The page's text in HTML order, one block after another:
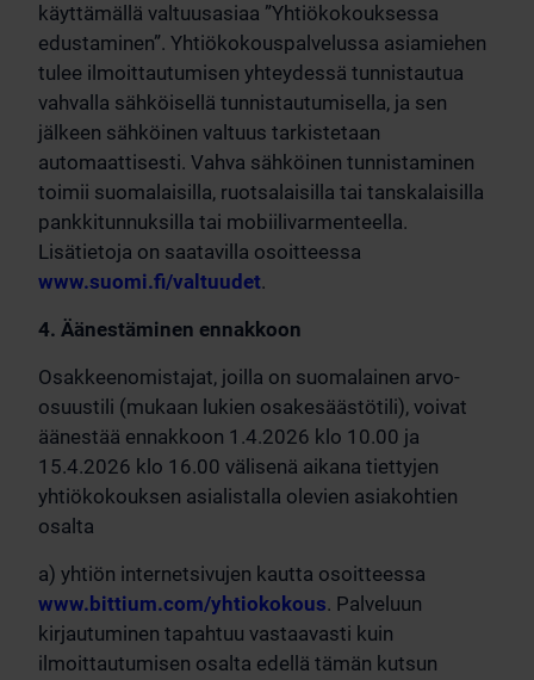
käyttämällä valtuusasiaa ”Yhtiökokouksessa
edustaminen”. Yhtiökokouspalvelussa asiamiehen
tulee ilmoittautumisen yhteydessä tunnistautua
vahvalla sähköisellä tunnistautumisella, ja sen
jälkeen sähköinen valtuus tarkistetaan
automaattisesti. Vahva sähköinen tunnistaminen
toimii suomalaisilla, ruotsalaisilla tai tanskalaisilla
pankkitunnuksilla tai mobiilivarmenteella.
Lisätietoja on saatavilla osoitteessa
www.suomi.fi/valtuudet.
4. Äänestäminen ennakkoon
Osakkeenomistajat, joilla on suomalainen arvo-
osuustili (mukaan lukien osakesäästötili), voivat
äänestää ennakkoon 1.4.2026 klo 10.00 ja
15.4.2026 klo 16.00 välisenä aikana tiettyjen
yhtiökokouksen asialistalla olevien asiakohtien
osalta
a) yhtiön internetsivujen kautta osoitteessa
www.bittium.com/yhtiokokous. Palveluun
kirjautuminen tapahtuu vastaavasti kuin
ilmoittautumisen osalta edellä tämän kutsun